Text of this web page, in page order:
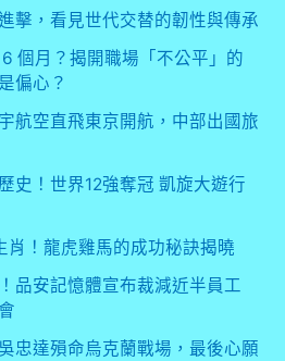
擊，看見世代交替的韌性與傳承
個月？揭開職場「不公平」的
偏心？
航空直飛東京開航，中部出國旅
史！世界12強奪冠 凱旋大遊行
肖！龍虎雞馬的成功秘訣揭曉
品安記憶體宣布裁減近半員工
忠達殞命烏克蘭戰場，最後心願